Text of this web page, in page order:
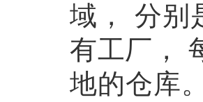
域， 分别
有工厂，
地的仓库